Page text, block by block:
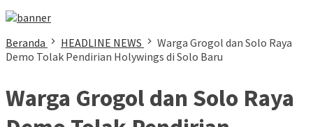
Beranda HEADLINE NEWS
Warga Grogol dan Solo Raya
Demo Tolak Pendirian Holywings di Solo Baru
Warga Grogol dan Solo Raya